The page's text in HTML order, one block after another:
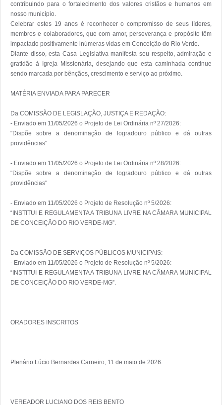
contribuindo para o fortalecimento dos valores cristãos e humanos em
nosso município.
Celebrar estes 19 anos é reconhecer o compromisso de seus líderes,
membros e colaboradores, que com amor, perseverança e propósito têm
impactado positivamente inúmeras vidas em Conceição do Rio Verde.
Diante disso, esta Casa Legislativa manifesta seu respeito, admiração e
gratidão à Igreja Missionária, desejando que esta caminhada continue
sendo marcada por bênçãos, crescimento e serviço ao próximo.
MATÉRIA ENVIADA PARA PARECER
Da COMISSÃO DE LEGISLAÇÃO, JUSTIÇA E REDAÇÃO:
- Enviado em 11/05/2026 o Projeto de Lei Ordinária nº 27/2026:
"Dispõe sobre a denominação de logradouro público e dá outras
providências"
- Enviado em 11/05/2026 o Projeto de Lei Ordinária nº 28/2026:
"Dispõe sobre a denominação de logradouro público e dá outras
providências"
- Enviado em 11/05/2026 o Projeto de Resolução nº 5/2026:
“INSTITUI E REGULAMENTA A TRIBUNA LIVRE NA CÂMARA MUNICIPAL
DE CONCEIÇÃO DO RIO VERDE-MG”.
Da COMISSÃO DE SERVIÇOS PÚBLICOS MUNICIPAIS:
- Enviado em 11/05/2026 o Projeto de Resolução nº 5/2026:
“INSTITUI E REGULAMENTA A TRIBUNA LIVRE NA CÂMARA MUNICIPAL
DE CONCEIÇÃO DO RIO VERDE-MG”.
ORADORES INSCRITOS
Plenário Lúcio Bernardes Carneiro, 11 de maio de 2026.
VEREADOR LUCIANO DOS REIS BENTO